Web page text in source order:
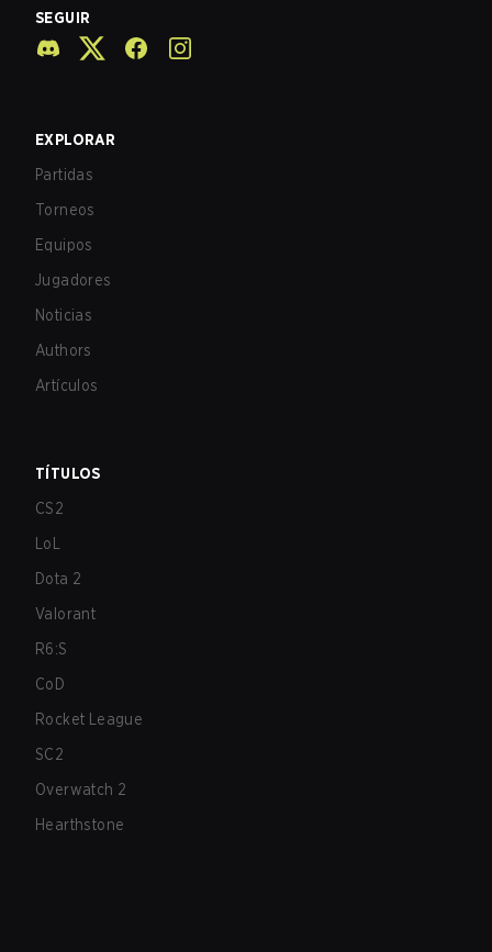
SEGUIR
EXPLORAR
Partidas
Torneos
Equipos
Jugadores
Noticias
Authors
Artículos
TÍTULOS
CS2
LoL
Dota 2
Valorant
R6:S
CoD
Rocket League
SC2
Overwatch 2
Hearthstone